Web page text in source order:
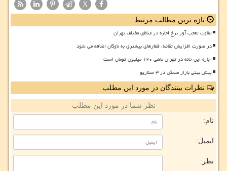
X
تازه ترین مطالب مرتبط
تفاوت تعجب آور نرخ اجاره در مناطق مختلف تهران
در صورت افزایش تقاضا، قطارهای بیشتری به ناوگان اضافه می شود
اجاره این خانه در تهران ماهی ۱۲۰ میلیون تومان است
پیش بینی بازار مسکن در ۳ سناریو
نظرات بینندگان در مورد این مطلب
نظر شما در مورد این مطلب
نام:
ایمیل:
نظر: